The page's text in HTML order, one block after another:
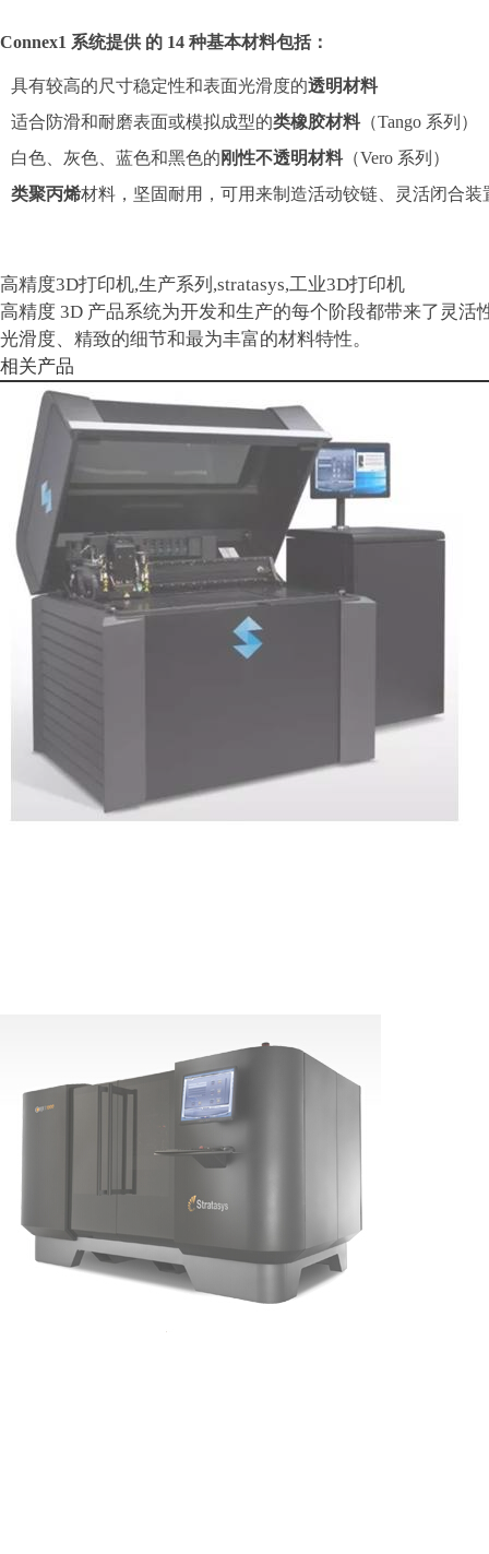
Connex1 系统提供 的 14 种基本材料包括：
具有较高的尺寸稳定性和表面光滑度的透明材料
适合防滑和耐磨表面或模拟成型的类橡胶材料（Tango 系列）
白色、灰色、蓝色和黑色的 刚性不透明材料（Vero 系列）
类聚丙烯材料，坚固耐用，可用来制造活动铰链、灵活闭合装
高精度3D打印机,生产系列,stratasys,工业3D打印机
高精度 3D 产品系统为开发和生产的每个阶段都带来了灵
光滑度、精致的细节和最为丰富的材料特性。
相关产品